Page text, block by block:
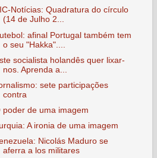
Notícias: Quadratura do círculo
(14 de Julho 2...
afinal Portugal também tem
o seu "Hakka"....
socialista holandês quer lixar-
nos. Aprenda a...
sete participações
contra
poder de uma imagem
A ironia de uma imagem
Nicolás Maduro se
aferra a los militares